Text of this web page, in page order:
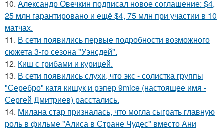
10. Александр Овечкин подписал новое соглашение: $4,
25 млн гарантировано и ещё $4, 75 млн при участии в 10
матчах.
11. В сети появились первые подробности возможного
сюжета 3-го сезона "Уэнсдей".
12. Киш с грибами и курицей.
13. В сети появились слухи, что экс - солистка группы
"Серебро" катя кищук и рэпер 9mice (настоящее имя -
Сергей Дмитриев) расстались.
14. Милана стар призналась, что могла сыграть главную
роль в фильме "Алиса в Стране Чудес" вместо Ани